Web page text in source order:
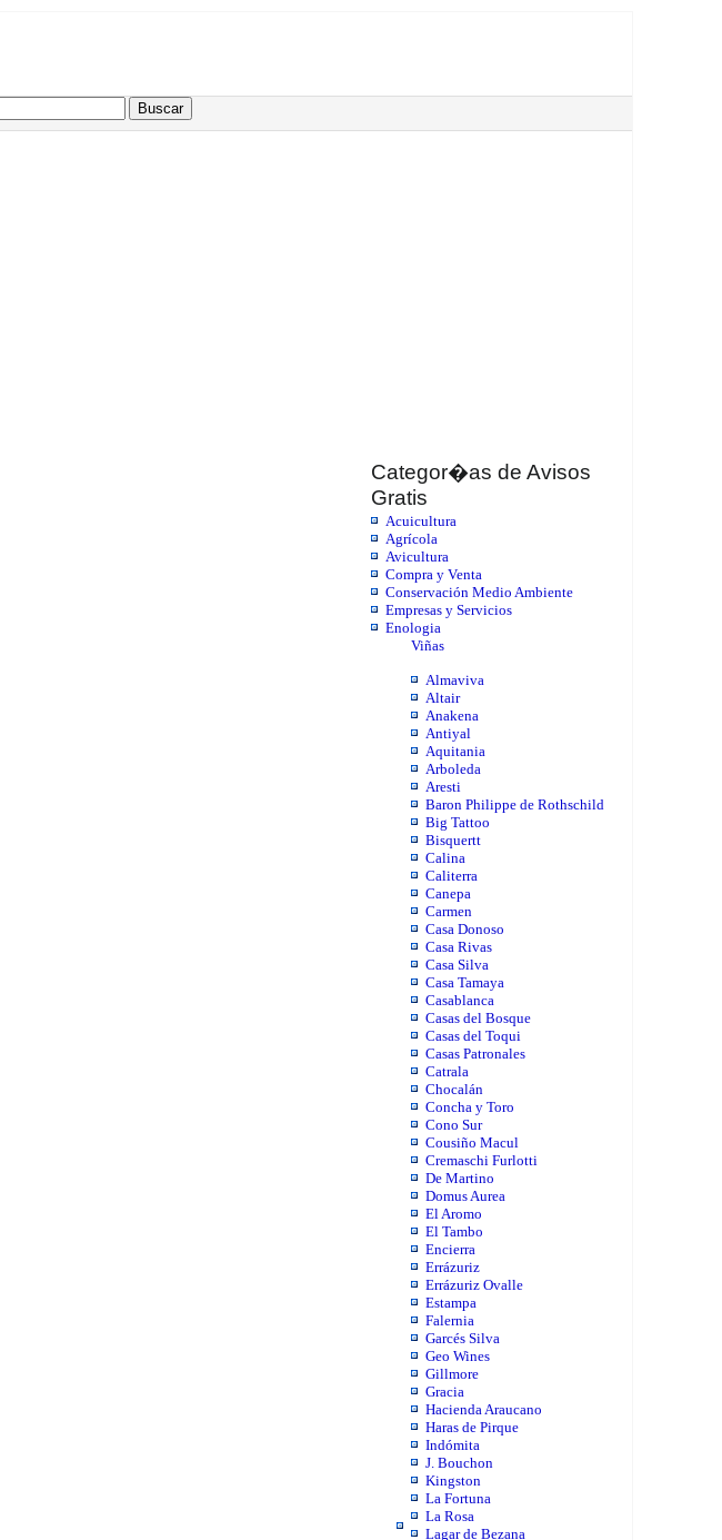
Categor�as de Avisos
Gratis
Acuicultura
Agrícola
Avicultura
Compra y Venta
Conservación Medio Ambiente
Empresas y Servicios
Enologia
Viñas
Almaviva
Altair
Anakena
Antiyal
Aquitania
Arboleda
Aresti
Baron Philippe de Rothschild
Big Tattoo
Bisquertt
Calina
Caliterra
Canepa
Carmen
Casa Donoso
Casa Rivas
Casa Silva
Casa Tamaya
Casablanca
Casas del Bosque
Casas del Toqui
Casas Patronales
Catrala
Chocalán
Concha y Toro
Cono Sur
Cousiño Macul
Cremaschi Furlotti
De Martino
Domus Aurea
El Aromo
El Tambo
Encierra
Errázuriz
Errázuriz Ovalle
Estampa
Falernia
Garcés Silva
Geo Wines
Gillmore
Gracia
Hacienda Araucano
Haras de Pirque
Indómita
J. Bouchon
Kingston
La Fortuna
La Rosa
Lagar de Bezana